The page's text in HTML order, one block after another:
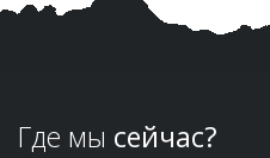
Где мы сейчас?